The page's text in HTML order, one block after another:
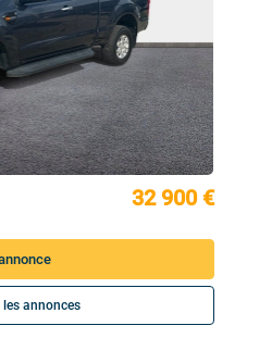
32 900 €
annonces